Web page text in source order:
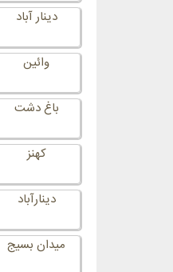
دینار آباد
وائین
باغ دشت
کهنز
دینارآباد
میدان بسیج